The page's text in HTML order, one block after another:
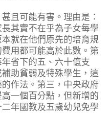
且可能有害。理由是：
其實不在乎為子女每學
就在他們原先的培育規
用都可能高於此數。第
省下的五、六十億支
助貧弱及特殊學生，這
作法。第三，中央政府
一個百分點，但新增的
年國教及五歲幼兒免學